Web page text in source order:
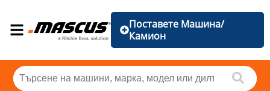
Поставете Машина/
Камион